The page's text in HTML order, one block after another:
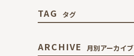
TAG タグ
ARCHIVE 月別アーカイブ